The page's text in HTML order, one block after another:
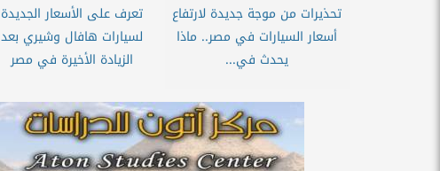
تحذيرات من موجة جديدة لارتفاع
أسعار السيارات في مصر.. ماذا
يحدث في...
تعرف على الأسعار الجديدة
لسيارات هافال وشيري بعد
الزيادة الأخيرة في مصر